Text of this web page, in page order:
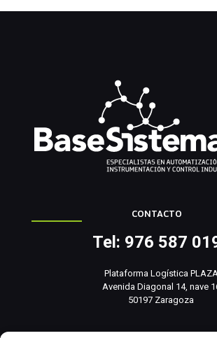
CONTACTO
Tel: 976 587
Plataforma Logística
Avenida Diagonal 14, nave
50197 Zaragoza